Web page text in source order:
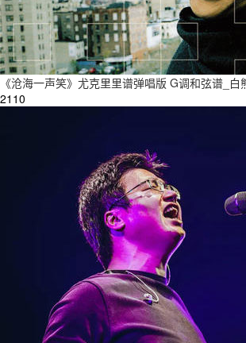
《沧海一声笑》尤克里里谱弹唱版 G调和弦谱_
2110